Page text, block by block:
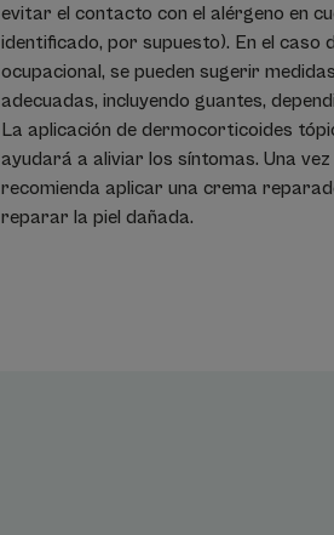
evitar el contacto con el alérgeno en
identificado, por supuesto). En el caso
ocupacional, se pueden sugerir
adecuadas, incluyendo guantes,
La aplicación de dermocorticoides
ayudará a aliviar los síntomas. Una
recomienda aplicar una crema
reparar la piel dañada.